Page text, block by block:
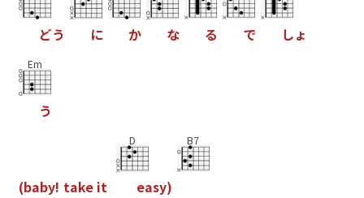
どう に か な る で しょ
Em
う
(baby! take it
D
easy)
B7